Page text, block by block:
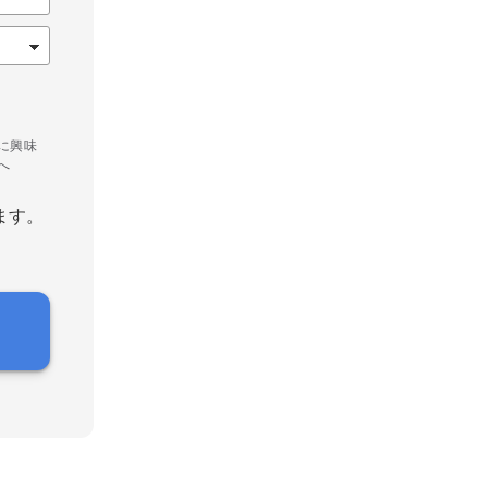
興味
。